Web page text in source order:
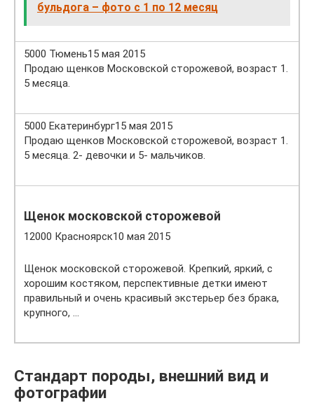
бульдога – фото с 1 по 12 месяц
5000 Тюмень15 мая 2015
Продаю щенков Московской сторожевой, возраст 1.
5 месяца.
5000 Екатеринбург15 мая 2015
Продаю щенков Московской сторожевой, возраст 1.
5 месяца. 2- девочки и 5- мальчиков.
Щенок московской сторожевой
12000 Красноярск10 мая 2015
Щенок московской сторожевой. Крепкий, яркий, с
хорошим костяком, перспективные детки имеют
правильный и очень красивый экстерьер без брака,
крупного, …
Стандарт породы, внешний вид и
фотографии